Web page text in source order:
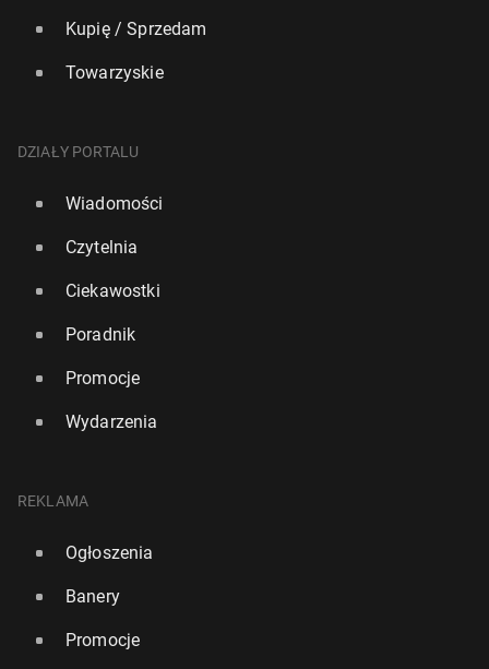
Kupię / Sprzedam
Towarzyskie
DZIAŁY PORTALU
Wiadomości
Czytelnia
Ciekawostki
Poradnik
Promocje
Wydarzenia
REKLAMA
Ogłoszenia
Banery
Promocje